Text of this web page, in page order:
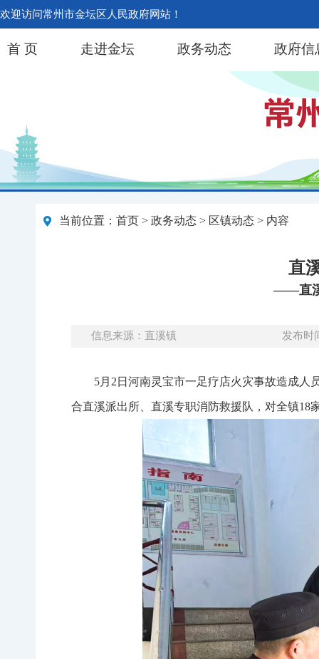
欢迎访问常州市金坛区人民政府网站！
首 页 走进金坛 政务动态 政府信
当前位置： 首页 > 政务动态 > 区镇动态 > 内容
直
——直溪
信息来源：直溪镇 发布时
5月2日河南灵宝市一足疗店火灾事故造成人
合直溪派出所、直溪专职消防救援队，对全镇18